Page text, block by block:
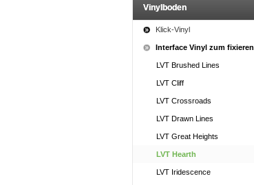
Vinylboden
Klick-Vinyl
Interface Vinyl zum fixieren
LVT Brushed Lines
LVT Cliff
LVT Crossroads
LVT Drawn Lines
LVT Great Heights
LVT Hearth
LVT Iridescence